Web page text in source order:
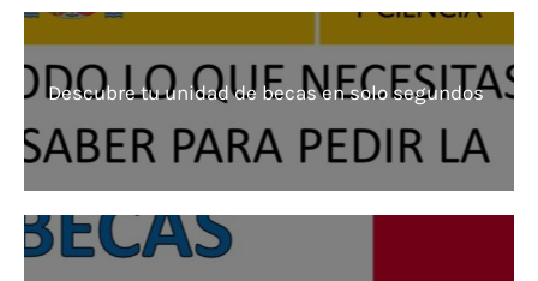
Descubre tu unidad de becas en solo segundos